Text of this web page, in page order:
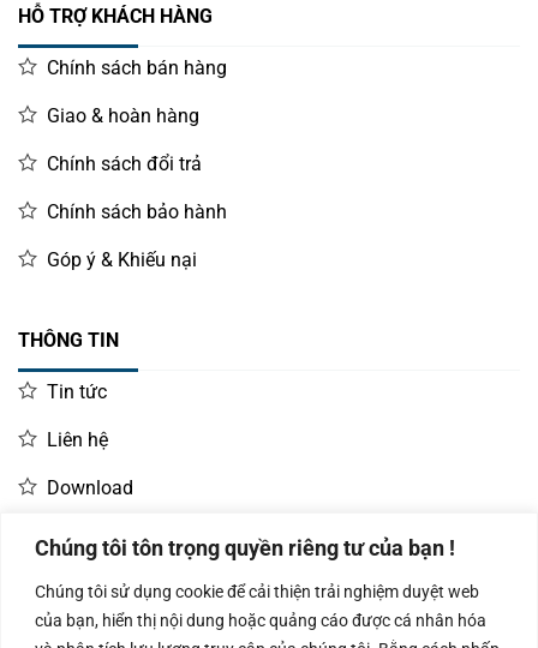
Chúng tôi tôn trọng quyền riêng tư của bạn !
Chúng tôi sử dụng cookie để cải thiện trải nghiệm duyệt web
của bạn, hiển thị nội dung hoặc quảng cáo được cá nhân hóa
HỖ TRỢ KHÁCH HÀNG
Chính sách bán hàng
Giao & hoàn hàng
Chính sách đổi trả
Chính sách bảo hành
Góp ý & Khiếu nại
THÔNG TIN
Tin tức
Liên hệ
Download
LIÊN HỆ MUA HÀNG
Kinh doanh:
KD Dự Án: 0987
Kế Toán: